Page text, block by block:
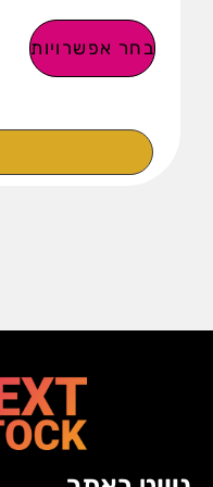
בחר אפשרויות